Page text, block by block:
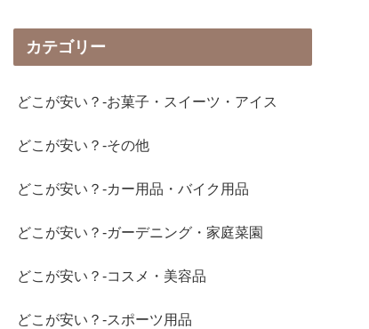
カテゴリー
どこが安い？-お菓子・スイーツ・アイス
どこが安い？-その他
どこが安い？-カー用品・バイク用品
どこが安い？-ガーデニング・家庭菜園
どこが安い？-コスメ・美容品
どこが安い？-スポーツ用品